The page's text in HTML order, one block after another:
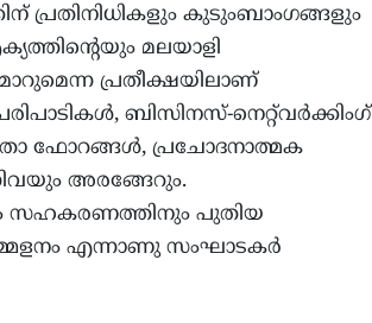
പ്രതിനിധികളും കുടുംബാംഗങ്ങളും
മലയാളി
പ്രതീക്ഷയിലാണ്
ബിസിനസ്-നെറ്റ്‌വര്‍ക്കിംഗ്
ഫോറങ്ങള്‍, പ്രചോദനാത്മക
അരങ്ങേറും.
സഹകരണത്തിനും പുതിയ
എന്നാണു സംഘാടകര്‍